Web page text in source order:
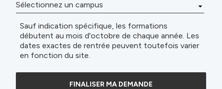
Sauf indication spécifique, les formations
débutent au mois d'octobre de chaque année. Les
dates exactes de rentrée peuvent toutefois varier
en fonction du site.
FINALISER MA DEMANDE